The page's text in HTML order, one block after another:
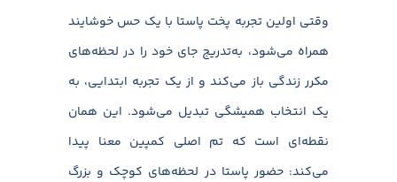
وقتی اولین تجربه پخت پاستا با یک حس خوشایند
همراه می‌شود، به‌تدریج جای خود را در لحظه‌های
مکرر زندگی باز می‌کند و از یک تجربه ابتدایی، به
یک انتخاب همیشگی تبدیل می‌شود. این همان
نقطه‌ای است که تم اصلی کمپین معنا پیدا
می‌کند: حضور پاستا در لحظه‌های کوچک و بزرگ